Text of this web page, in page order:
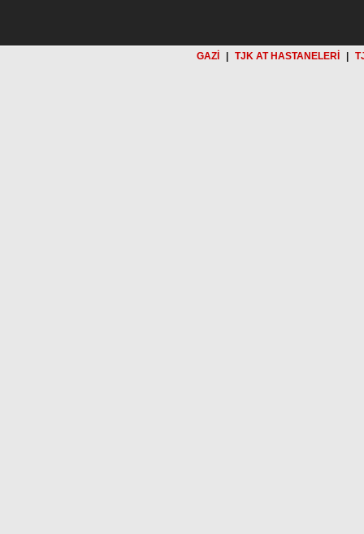
GAZİ TJK AT HASTANELERİ